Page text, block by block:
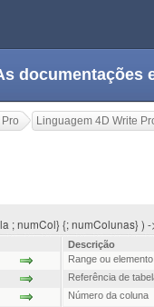
Linguagem 4D Write
; numCol} {; numColunas} )
Descrição
Range ou
Referência de
Número da coluna